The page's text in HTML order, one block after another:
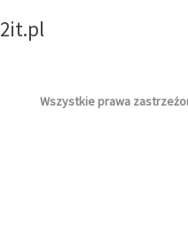
2it.pl
Wszystkie prawa